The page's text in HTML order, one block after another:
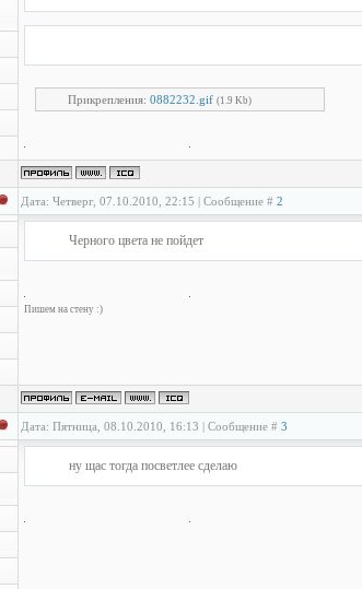
Прикрепления: 0882232.gif (1.9 Kb)
Дата: Четверг, 07.10.2010, 22:15 | Сообщение # 2
Черного цвета не пойдет
Пишем на стену :)
Дата: Пятница, 08.10.2010, 16:13 | Сообщение # 3
ну щас тогда посветлее сделаю